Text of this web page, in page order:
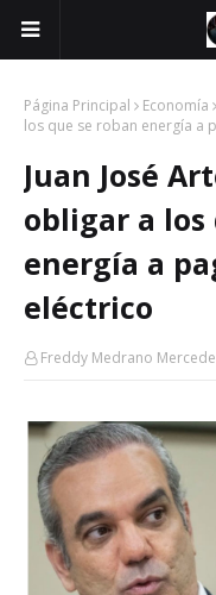
Página Principal Economía
los que se roban energía a
Juan José
obligar a los
energía a
eléctrico
Freddy Medrano